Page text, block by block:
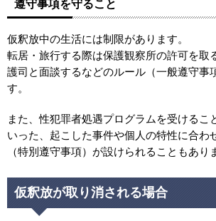
遵守事項を守ること
仮釈放中の生活には制限があります。
転居・旅行する際は保護観察所の許可を取
護司と面談するなどのルール（一般遵守事
す。
また、性犯罪者処遇プログラムを受けるこ
いった、起こした事件や個人の特性に合わ
（特別遵守事項）が設けられることもあり
仮釈放が取り消される場合